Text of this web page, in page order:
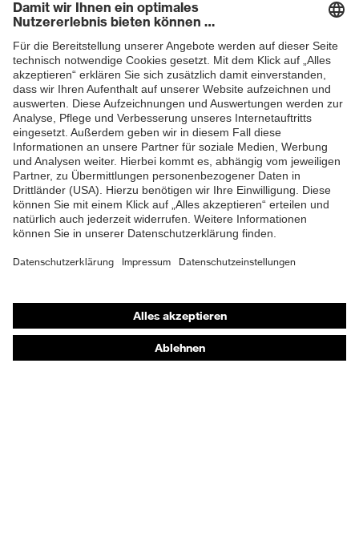
Newsletter
ZUM NEWSLETTER ANMELDEN
Online-Shop für B2B-Kunden
Online-Shop für Personaldienstleister